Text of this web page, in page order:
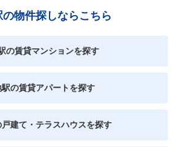
の物件探しならこちら
の賃貸マンションを探す
駅の賃貸アパートを探す
建て・テラスハウスを探す